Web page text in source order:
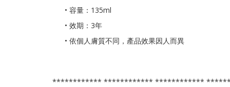
• 容量：135ml
• 效期：3年
• 依個人膚質不同，產品效果因人而異
************ ************ ************